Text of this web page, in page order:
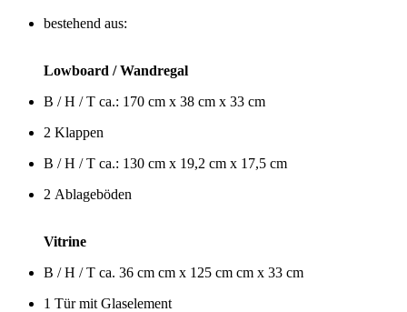
bestehend aus:
Lowboard / Wandregal
B / H / T ca.: 170 cm x 38 cm x 33 cm
2 Klappen
B / H / T ca.: 130 cm x 19,2 cm x 17,5 cm
2 Ablageböden
Vitrine
B / H / T ca. 36 cm cm x 125 cm cm x 33 cm
1 Tür mit Glaselement